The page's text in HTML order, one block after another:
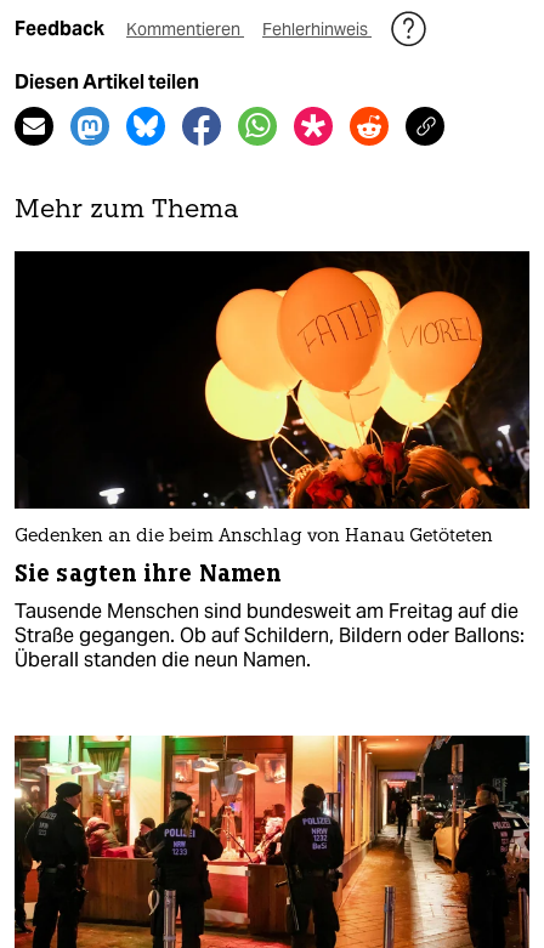
Feedback Kommentieren Fehlerhinweis
Diesen Artikel teilen
Mehr zum Thema
Gedenken an die beim Anschlag von Hanau Getöteten
Sie sagten ihre Namen
Tausende Menschen sind bundesweit am Freitag auf die
Straße gegangen. Ob auf Schildern, Bildern oder Ballons:
Überall standen die neun Namen.